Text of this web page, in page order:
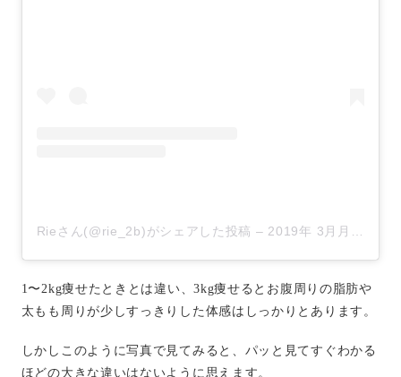
Rieさん(@rie_2b)がシェアした投稿 – 2019年 3月月26日午前2時47分PDT
1〜2kg痩せたときとは違い、3kg痩せるとお腹周りの脂肪や
太もも周りが少しすっきりした体感はしっかりとあります。
しかしこのように写真で見てみると、パッと見てすぐわかる
ほどの大きな違いはないように思えます。